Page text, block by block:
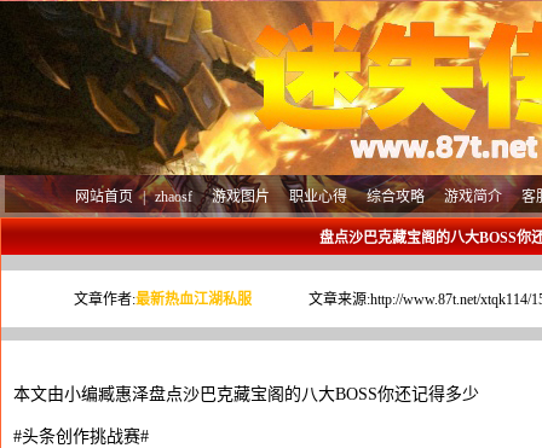
客
游戏简介
综合攻略
职业心得
游戏图片
zhaosf
网站首页 |
盘点沙巴克藏宝阁的八大BOSS你
文章作者:最新热血江湖私服 文章来源:http://www.87t.net/xtqk114/
本文由小编臧惠泽盘点沙巴克藏宝阁的八大BOSS你还记得多少
#头条创作挑战赛#